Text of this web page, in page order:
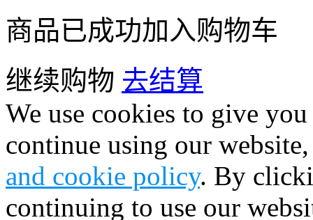
商品已成功加入购物车
继续购物 去结算
We use cookies to give
continue using our
and cookie policy. By
continuing to use our